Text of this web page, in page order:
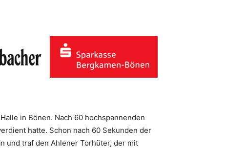
in Bönen. Nach 60 hochspannenden
hatte. Schon nach 60 Sekunden der
und traf den Ahlener Torhüter, der mit